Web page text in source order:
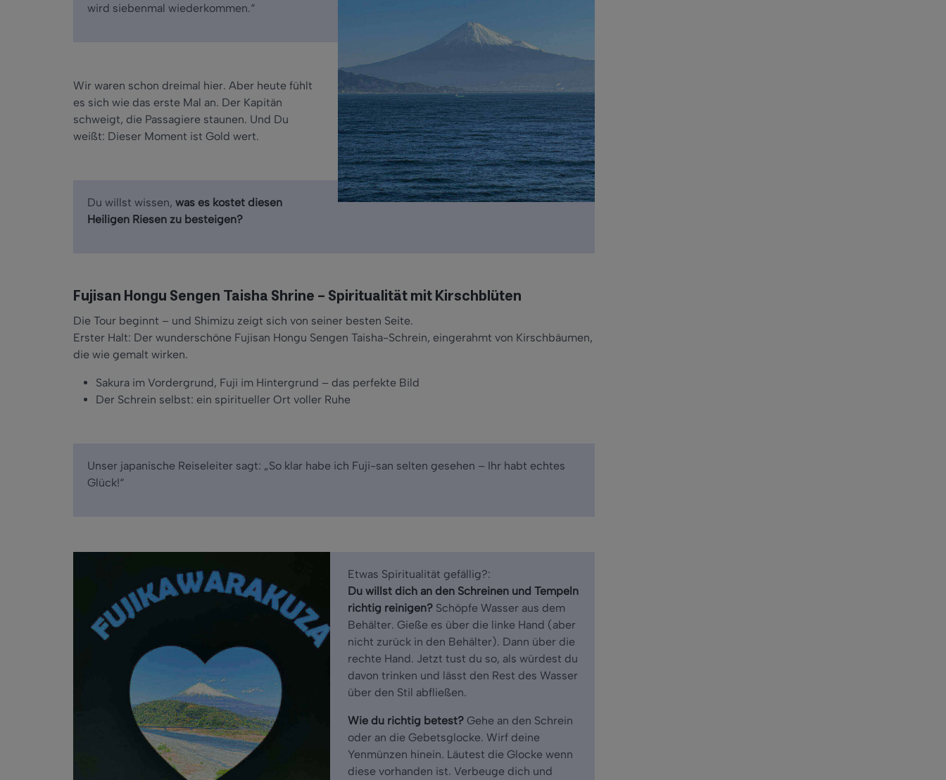
wird siebenmal wiederkommen.“
Wir waren schon dreimal hier. Aber heute fühlt
es sich wie das erste Mal an. Der Kapitän
schweigt, die Passagiere staunen. Und Du
weißt: Dieser Moment ist Gold wert.
Du willst wissen, was es kostet diesen
Heiligen Riesen zu besteigen?
Fujisan Hongu Sengen Taisha Shrine – Spiritualität mit Kirschblüten
Die Tour beginnt – und Shimizu zeigt sich von seiner besten Seite.
Erster Halt: Der wunderschöne Fujisan Hongu Sengen Taisha-Schrein, eingerahmt von Kirschbäumen,
die wie gemalt wirken.
Sakura im Vordergrund, Fuji im Hintergrund – das perfekte Bild
Der Schrein selbst: ein spiritueller Ort voller Ruhe
Unser japanische Reiseleiter sagt: „So klar habe ich Fuji-san selten gesehen – Ihr habt echtes
Glück!“
Etwas Spiritualität gefällig?:
Du willst dich an den Schreinen und Tempeln
richtig reinigen? Schöpfe Wasser aus dem
Behälter. Gieße es über die linke Hand (aber
nicht zurück in den Behälter). Dann über die
rechte Hand. Jetzt tust du so, als würdest du
davon trinken und lässt den Rest des Wasser
über den Stil abfließen.
Wie du richtig betest? Gehe an den Schrein
oder an die Gebetsglocke. Wirf deine
Yenmünzen hinein. Läutest die Glocke wenn
diese vorhanden ist. Verbeuge dich und